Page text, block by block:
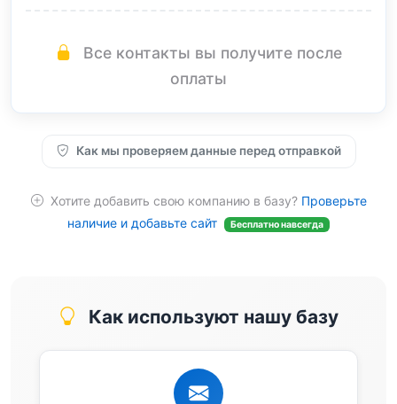
Все контакты вы получите после
оплаты
Как мы проверяем данные перед отправкой
Хотите добавить свою компанию в базу? Проверьте
наличие и добавьте сайт
Бесплатно навсегда
Как используют нашу базу